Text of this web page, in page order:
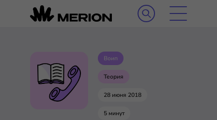
Воип
Теория
28 июня 2018
5 минут